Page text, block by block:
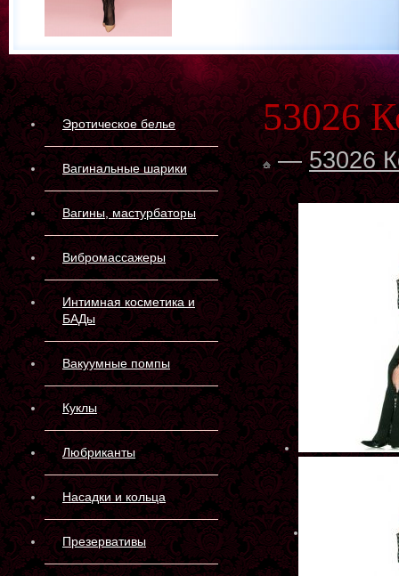
Эротическое белье
Вагинальные шарики
Вагины, мастурбаторы
Вибромассажеры
Интимная косметика и
БАДы
Вакуумные помпы
Куклы
Любриканты
Насадки и кольца
Презервативы
53026
—53026